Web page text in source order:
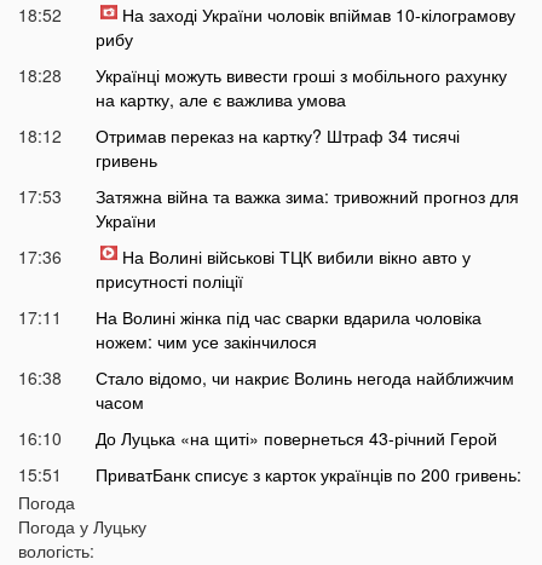
18:52
На заході України чоловік впіймав 10-кілограмову
рибу
18:28
Українці можуть вивести гроші з мобільного рахунку
на картку, але є важлива умова
18:12
Отримав переказ на картку? Штраф 34 тисячі
гривень
17:53
Затяжна війна та важка зима: тривожний прогноз для
України
17:36
На Волині військові ТЦК вибили вікно авто у
присутності поліції
17:11
На Волині жінка під час сварки вдарила чоловіка
ножем: чим усе закінчилося
16:38
Стало відомо, чи накриє Волинь негода найближчим
часом
16:10
До Луцька «на щиті» повернеться 43-річний Герой
15:51
ПриватБанк списує з карток українців по 200 гривень:
15:26
Працівники «Нової пошти» шваброю виштовхали
Погода
Погода у Луцьку
вологість: